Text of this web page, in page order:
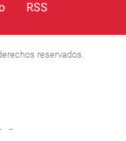
RSS
reservados.